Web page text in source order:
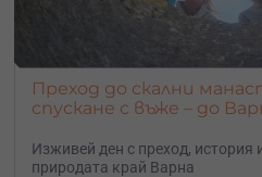
Преход до скални
спускане с въже – до
Изживей ден с преход, история
природата край Варна